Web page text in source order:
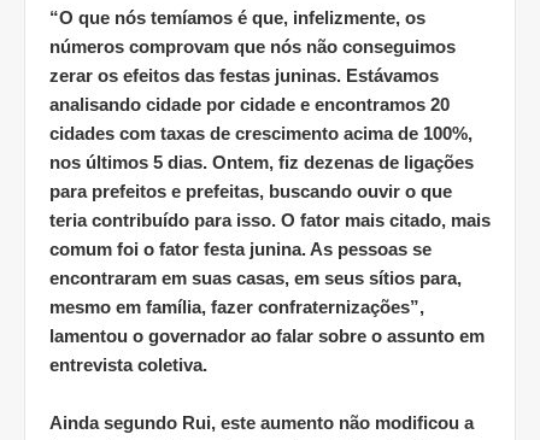
“O que nós temíamos é que, infelizmente, os
números comprovam que nós não conseguimos
zerar os efeitos das festas juninas. Estávamos
analisando cidade por cidade e encontramos 20
cidades com taxas de crescimento acima de 100%,
nos últimos 5 dias. Ontem, fiz dezenas de ligações
para prefeitos e prefeitas, buscando ouvir o que
teria contribuído para isso. O fator mais citado, mais
comum foi o fator festa junina. As pessoas se
encontraram em suas casas, em seus sítios para,
mesmo em família, fazer confraternizações”,
lamentou o governador ao falar sobre o assunto em
entrevista coletiva.
Ainda segundo Rui, este aumento não modificou a